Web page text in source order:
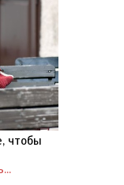
чтобы